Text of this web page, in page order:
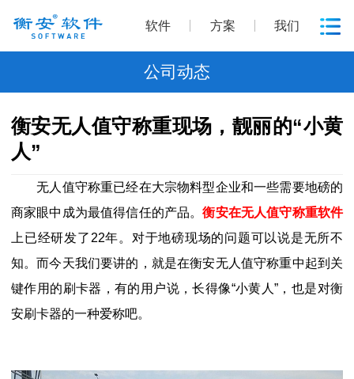
软件 方案 我们
公司动态
衡安无人值守称重现场，靓丽的“小黄
人”
无人值守称重已经在大宗物料型企业和一些需要地磅的
商家眼中成为最值得信任的产品。衡安在无人值守称重软件
上已经研发了22年。对于地磅现场的问题可以说是无所不
知。而今天我们要讲的，就是在衡安无人值守称重中起到关
键作用的刷卡器，有的用户说，长得像“小黄人”，也是对衡
安刷卡器的一种爱称吧。